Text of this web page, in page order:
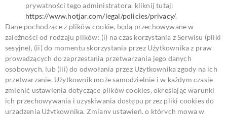
prywatności tego administratora, kliknij tutaj:
https://www.hotjar.com/legal/policies/privacy/.
Dane pochodzące z plików cookie, będą przechowywane w
zależności od rodzaju plików: (i) na czas korzystania z Serwisu (pliki
sesyjne), (ii) do momentu skorzystania przez Użytkownika z praw
prowadzących do zaprzestania przetwarzania jego danych
osobowych, lub (iii) do odwołania przez Użytkownika zgody na ich
przetwarzanie. Użytkownik może samodzielnie i w każdym czasie
zmienić ustawienia dotyczące plików cookies, określając warunki
ich przechowywania i uzyskiwania dostępu przez pliki cookies do
urządzenia Użytkownika. Zmiany ustawień, o których mowa w